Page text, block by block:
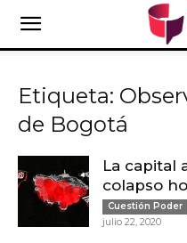
Etiqueta:
de Bogotá
La capital
colapso
Cuestión Poder
julio 22, 2020